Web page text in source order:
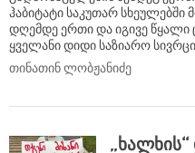
ჰაბიტატი საკუთარ სხეულებში
დღემდე ერთი და იგივე წყალი
ყველანი დიდი საზიარო
თინათინ ლობჟანიძე